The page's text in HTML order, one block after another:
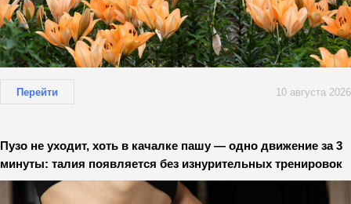
Перейти 10 августа 2026
Пузо не уходит, хоть в качалке пашу — одно движение за 3
минуты: талия появляется без изнурительных тренировок